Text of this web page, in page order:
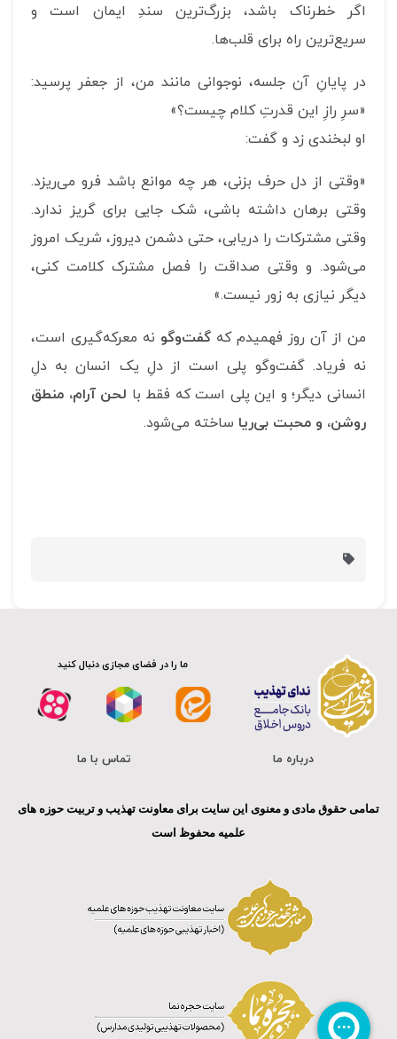
اگر خطرناک باشد، بزرگ‌ترین سندِ ایمان است و
سریع‌ترین راه برای قلب‌ها.
در پایانِ آن جلسه، نوجوانی مانند من، از جعفر پرسید:
«سرِ رازِ این قدرتِ کلام چیست؟»
او لبخندی زد و گفت:
«وقتی از دل حرف بزنی، هر چه موانع باشد فرو می‌ریزد.
وقتی برهان داشته باشی، شک جایی برای گریز ندارد.
وقتی مشترکات را دریابی، حتی دشمن دیروز، شریک امروز
می‌شود. و وقتی صداقت را فصل مشترک کلامت کنی،
دیگر نیازی به زور نیست.»
من از آن روز فهمیدم که گفت‌وگو نه معرکه‌گیری است،
نه فریاد. گفت‌وگو پلی است از دلِ یک انسان به دلِ
انسانی دیگر؛ و این پلی است که فقط با لحن آرام، منطق
روشن، و محبت بی‌ریا ساخته می‌شود.
ما را در فضای مجازی دنبال کنید
درباره ما تماس با ما
تمامی حقوق مادی و معنوی این سایت برای معاونت تهذیب و تربیت حوزه های
علمیه محفوظ است